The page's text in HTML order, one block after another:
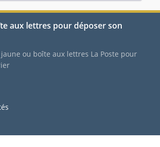
aux lettres pour déposer son
ou boîte aux lettres La Poste pour